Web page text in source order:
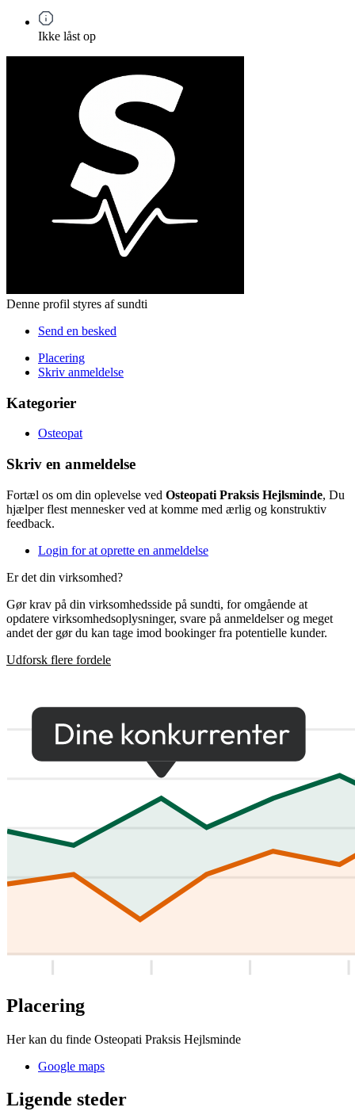
Ikke låst op
Denne profil styres af sundti
Send en besked
Placering
Skriv anmeldelse
Kategorier
Osteopat
Skriv en anmeldelse
Fortæl os om din oplevelse ved Osteopati Praksis Hejlsminde, Du
hjælper flest mennesker ved at komme med ærlig og konstruktiv
feedback.
Login for at oprette en anmeldelse
Er det din virksomhed?
Gør krav på din virksomhedsside på sundti, for omgående at
opdatere virksomhedsoplysninger, svare på anmeldelser og meget
andet der gør du kan tage imod bookinger fra potentielle kunder.
Udforsk flere fordele
Placering
Her kan du finde Osteopati Praksis Hejlsminde
Google maps
Ligende steder